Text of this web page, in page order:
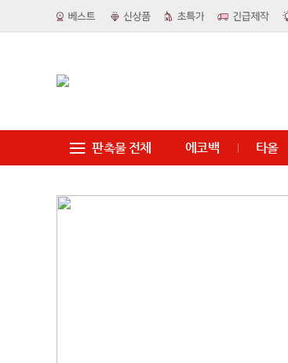
판촉물 전체 에코백 타올